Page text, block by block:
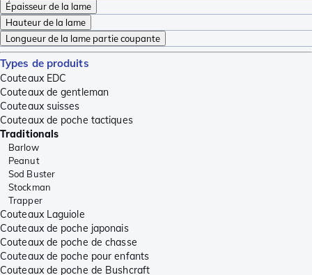
Épaisseur de la lame
Hauteur de la lame
Longueur de la lame partie coupante
Types de produits
Couteaux EDC
Couteaux de gentleman
Couteaux suisses
Couteaux de poche tactiques
Traditionals
Barlow
Peanut
Sod Buster
Stockman
Trapper
Couteaux Laguiole
Couteaux de poche japonais
Couteaux de poche de chasse
Couteaux de poche pour enfants
Couteaux de poche de Bushcraft